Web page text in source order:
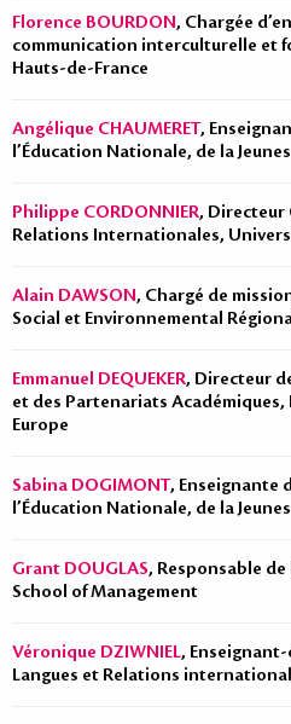
Florence BOURDON, Chargée
communication interculturelle et
Hauts-de-France
Angélique CHAUMERET,
l’Éducation Nationale, de la
Philippe CORDONNIER, Directeur
Relations Internationales,
Alain DAWSON, Chargé de
Social et Environnemental
Emmanuel DEQUEKER, Directeur
et des Partenariats
Europe
Sabina DOGIMONT, Enseignante
l’Éducation Nationale, de la
Grant DOUGLAS, Responsable
School of Management
Véronique DZIWNIEL,
Langues et Relations